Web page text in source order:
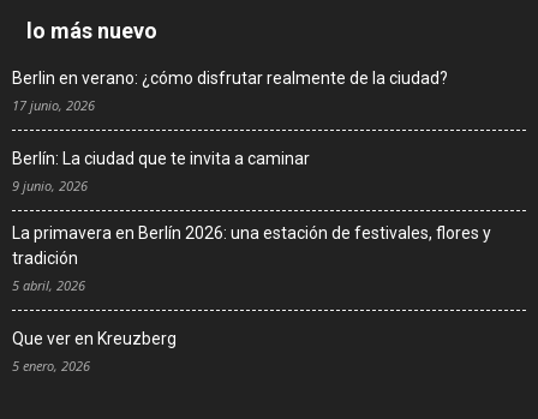
lo más nuevo
Berlin en verano: ¿cómo disfrutar realmente de la ciudad?
17 junio, 2026
Berlín: La ciudad que te invita a caminar
9 junio, 2026
La primavera en Berlín 2026: una estación de festivales, flores y
tradición
5 abril, 2026
Que ver en Kreuzberg
5 enero, 2026